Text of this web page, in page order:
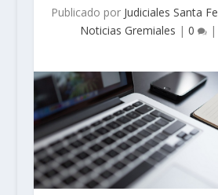
Publicado por Judiciales Santa Fe
Noticias Gremiales | 0 |